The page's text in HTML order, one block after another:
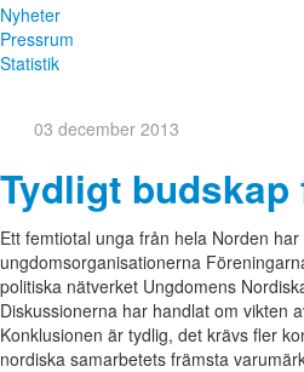
Nyheter
Pressrum
Statistik
03 december 2013
Tydligt
Ett femtiotal unga från hela Norden
ungdomsorganisationerna
politiska nätverket Ungdomens
Diskussionerna har handlat om vikten
Konklusionen är tydlig, det krävs fler
nordiska samarbetets främsta